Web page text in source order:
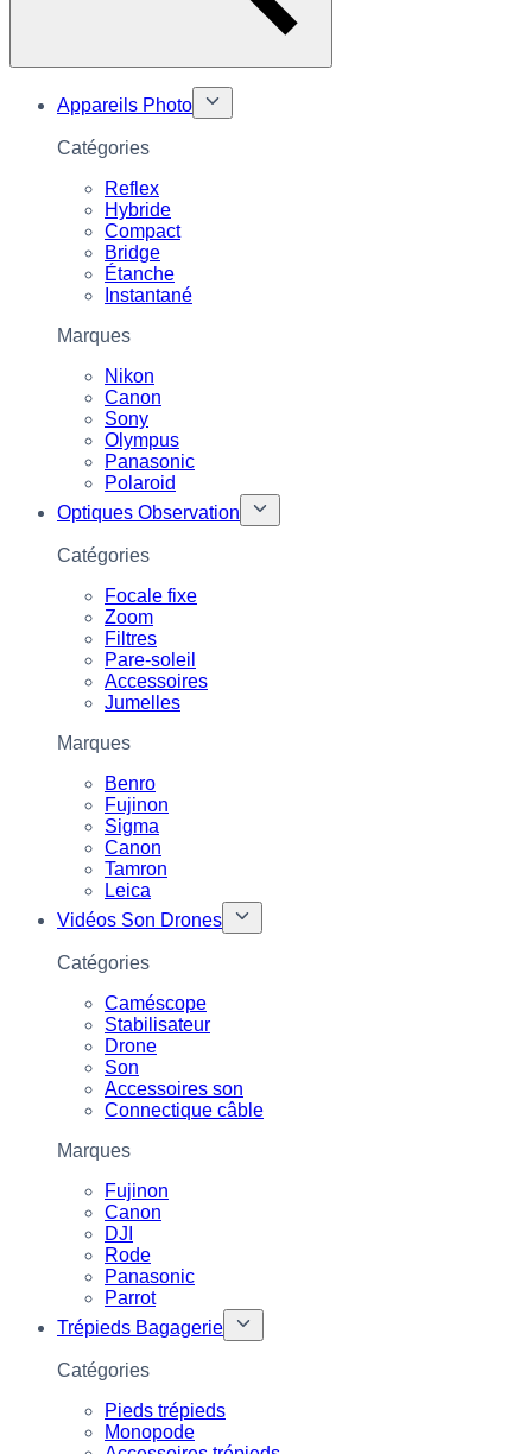
Appareils Photo
Catégories
Reflex
Hybride
Compact
Bridge
Étanche
Instantané
Marques
Nikon
Canon
Sony
Olympus
Panasonic
Polaroid
Optiques Observation
Catégories
Focale fixe
Zoom
Filtres
Pare-soleil
Accessoires
Jumelles
Marques
Benro
Fujinon
Sigma
Canon
Tamron
Leica
Vidéos Son Drones
Catégories
Caméscope
Stabilisateur
Drone
Son
Accessoires son
Connectique câble
Marques
Fujinon
Canon
DJI
Rode
Panasonic
Parrot
Trépieds Bagagerie
Catégories
Pieds trépieds
Monopode